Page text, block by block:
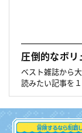
圧倒的なボ
ベスト雑誌から
読みたい記事を